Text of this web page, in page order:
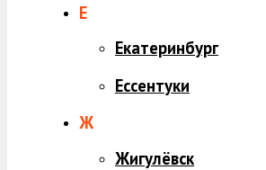
Е
Екатеринбург
Ессентуки
Ж
Жигулёвск